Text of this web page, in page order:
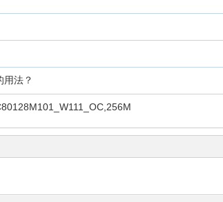
用法？